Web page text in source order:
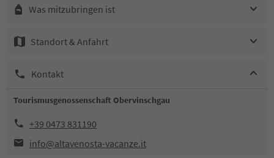
Was mitzubringen ist
Standort & Anfahrt
Kontakt
Tourismusgenossenschaft Obervinschgau
+39 0473 831190
info@altavenosta-vacanze.it